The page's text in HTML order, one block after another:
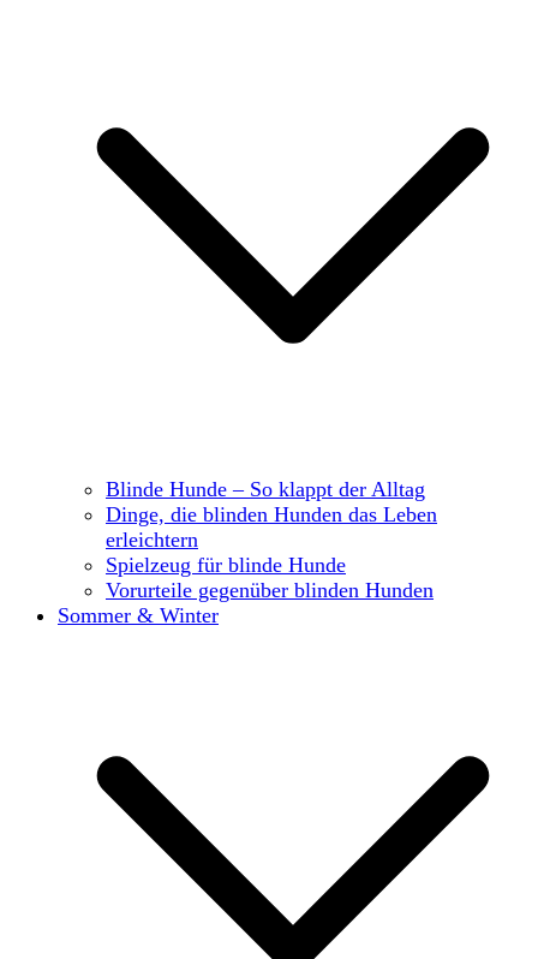
Blinde Hunde – So klappt der Alltag
Dinge, die blinden Hunden das Leben
erleichtern
Spielzeug für blinde Hunde
Vorurteile gegenüber blinden Hunden
Sommer & Winter